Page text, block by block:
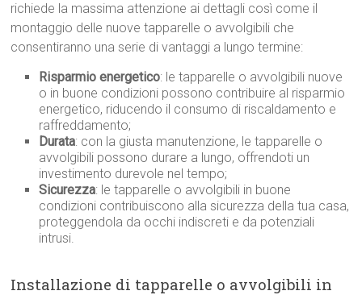
richiede la massima attenzione ai dettagli così come il
montaggio delle nuove tapparelle o avvolgibili che
consentiranno una serie di vantaggi a lungo termine:
Risparmio energetico: le tapparelle o avvolgibili nuove
o in buone condizioni possono contribuire al risparmio
energetico, riducendo il consumo di riscaldamento e
raffreddamento;
Durata: con la giusta manutenzione, le tapparelle o
avvolgibili possono durare a lungo, offrendoti un
investimento durevole nel tempo;
Sicurezza: le tapparelle o avvolgibili in buone
condizioni contribuiscono alla sicurezza della tua casa,
proteggendola da occhi indiscreti e da potenziali
intrusi.
Installazione di tapparelle o avvolgibili in